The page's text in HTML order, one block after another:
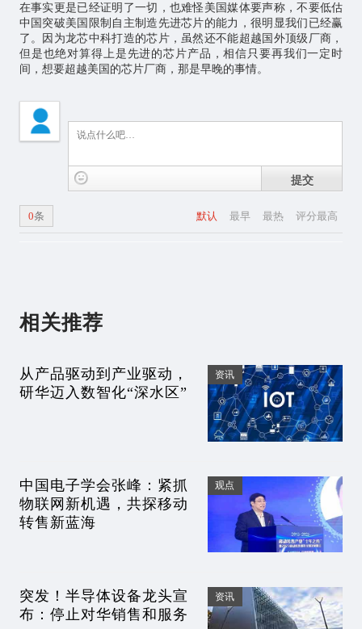
在事实更是已经证明了一切，也难怪美国媒体要声称，不要低估
中国突破美国限制自主制造先进芯片的能力，很明显我们已经赢
了。因为龙芯中科打造的芯片，虽然还不能超越国外顶级厂商，
但是也绝对算得上是先进的芯片产品，相信只要再我们一定时
间，想要超越美国的芯片厂商，那是早晚的事情。
提交
默认 最早 最热 评分最高
0条
相关推荐
从产品驱动到产业驱动，
研华迈入数智化“深水区”
资讯
中国电子学会张峰：紧抓
物联网新机遇，共探移动
转售新蓝海
观点
突发！半导体设备龙头宣
布：停止对华销售和服务
资讯